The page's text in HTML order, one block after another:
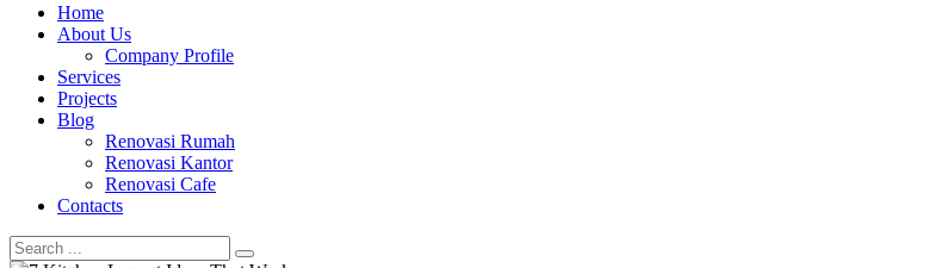
Home
About Us
Company Profile
Services
Projects
Blog
Renovasi Rumah
Renovasi Kantor
Renovasi Cafe
Contacts